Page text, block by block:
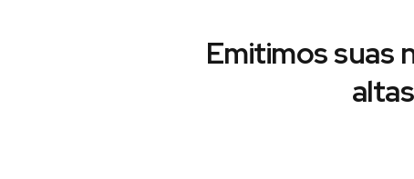
Emitimos suas